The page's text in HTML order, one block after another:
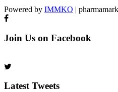
Powered by IMMKO |
Join Us on Facebook
Latest Tweets